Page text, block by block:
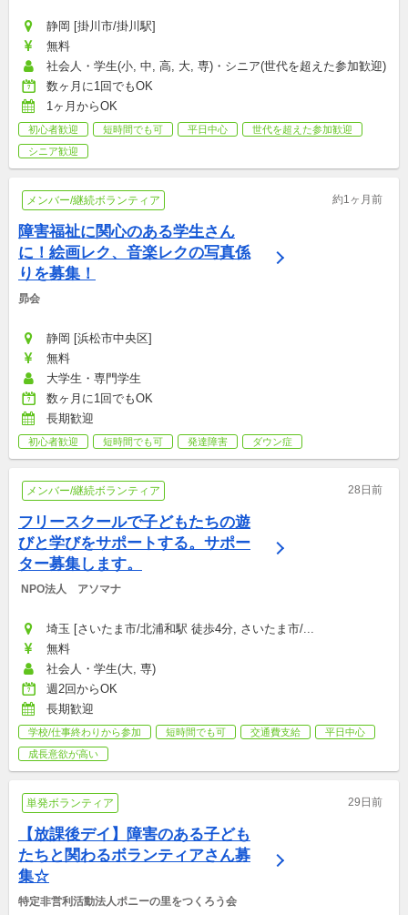
静岡 [掛川市/掛川駅]
無料
社会人・学生(小, 中, 高, 大, 専)・シニア(世代を超えた参加歓迎)
数ヶ月に1回でもOK
1ヶ月からOK
初心者歓迎 短時間でも可 平日中心
世代を超えた参加歓迎
シニア歓迎
メンバー/継続ボランティア 約1ヶ月前
障害福祉に関心のある学生さん
に！絵画レク、音楽レクの写真係
りを募集！
昴会
静岡 [浜松市中央区]
無料
大学生・専門学生
数ヶ月に1回でもOK
長期歓迎
初心者歓迎 短時間でも可 発達障害 ダウン症
メンバー/継続ボランティア 28日前
フリースクールで子どもたちの遊
びと学びをサポートする。サポー
ター募集します。
NPO法人　アソマナ
埼玉 [さいたま市/北浦和駅 徒歩4分, さいたま市/...
無料
社会人・学生(大, 専)
週2回からOK
長期歓迎
学校/仕事終わりから参加 短時間でも可 交通費支給
平日中心
成長意欲が高い
単発ボランティア 29日前
【放課後デイ】障害のある子ども
たちと関わるボランティアさん募
集☆
特定非営利活動法人ポニーの里をつくろう会